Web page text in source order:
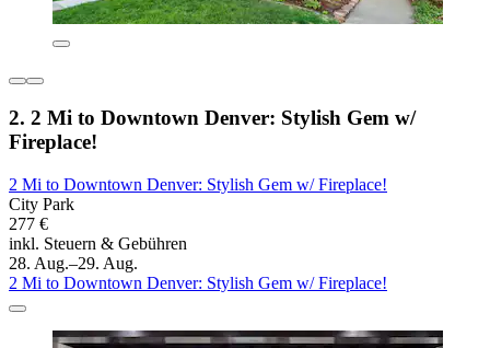
2. 2 Mi to Downtown Denver: Stylish Gem w/
Fireplace!
2 Mi to Downtown Denver: Stylish Gem w/ Fireplace!
City Park
277 €
inkl. Steuern & Gebühren
28. Aug.–29. Aug.
2 Mi to Downtown Denver: Stylish Gem w/ Fireplace!